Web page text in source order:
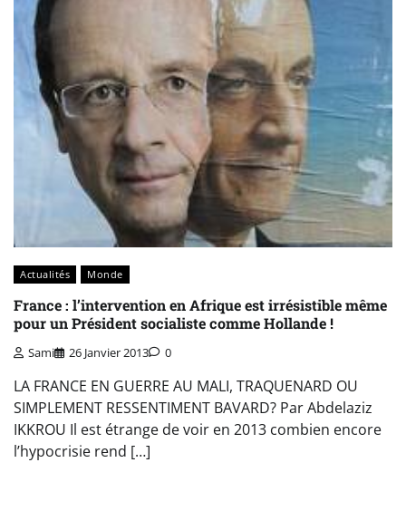
Actualités Monde
France : l’intervention en Afrique est irrésistible même
pour un Président socialiste comme Hollande !
Sami 26 Janvier 2013 0
LA FRANCE EN GUERRE AU MALI, TRAQUENARD OU
SIMPLEMENT RESSENTIMENT BAVARD? Par Abdelaziz
IKKROU Il est étrange de voir en 2013 combien encore
l’hypocrisie rend […]